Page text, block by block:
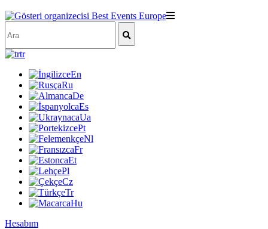
tr
En
Ru
De
Es
Ua
Pt
Nl
Fr
Et
Pl
Cz
Tr
Hu
Hesabım